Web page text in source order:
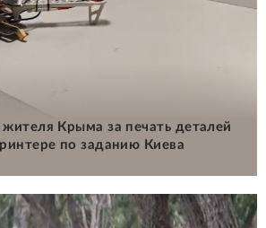
Крыма за печать деталей
по заданию Киева